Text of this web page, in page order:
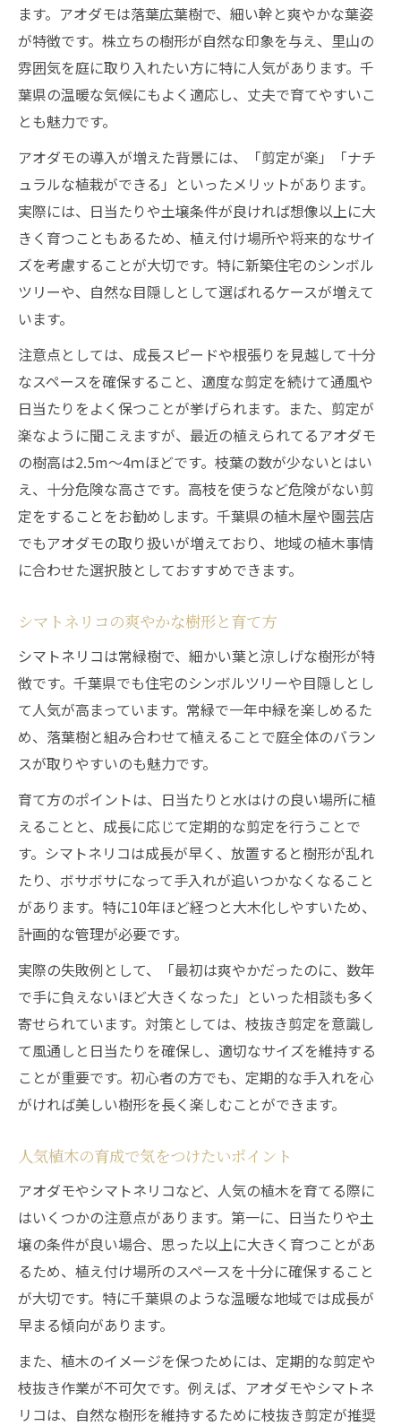
ます。アオダモは落葉広葉樹で、細い幹と爽やかな葉姿
が特徴です。株立ちの樹形が自然な印象を与え、里山の
雰囲気を庭に取り入れたい方に特に人気があります。千
葉県の温暖な気候にもよく適応し、丈夫で育てやすいこ
とも魅力です。
アオダモの導入が増えた背景には、「剪定が楽」「ナチ
ュラルな植栽ができる」といったメリットがあります。
実際には、日当たりや土壌条件が良ければ想像以上に大
きく育つこともあるため、植え付け場所や将来的なサイ
ズを考慮することが大切です。特に新築住宅のシンボル
ツリーや、自然な目隠しとして選ばれるケースが増えて
います。
注意点としては、成長スピードや根張りを見越して十分
なスペースを確保すること、適度な剪定を続けて通風や
日当たりをよく保つことが挙げられます。また、剪定が
楽なように聞こえますが、最近の植えられてるアオダモ
の樹高は2.5m～4ｍほどです。枝葉の数が少ないとはい
え、十分危険な高さです。高枝を使うなど危険がない剪
定をすることをお勧めします。千葉県の植木屋や園芸店
でもアオダモの取り扱いが増えており、地域の植木事情
に合わせた選択肢としておすすめできます。
シマトネリコの爽やかな樹形と育て方
シマトネリコは常緑樹で、細かい葉と涼しげな樹形が特
徴です。千葉県でも住宅のシンボルツリーや目隠しとし
て人気が高まっています。常緑で一年中緑を楽しめるた
め、落葉樹と組み合わせて植えることで庭全体のバラン
スが取りやすいのも魅力です。
育て方のポイントは、日当たりと水はけの良い場所に植
えることと、成長に応じて定期的な剪定を行うことで
す。シマトネリコは成長が早く、放置すると樹形が乱れ
たり、ボサボサになって手入れが追いつかなくなること
があります。特に10年ほど経つと大木化しやすいため、
計画的な管理が必要です。
実際の失敗例として、「最初は爽やかだったのに、数年
で手に負えないほど大きくなった」といった相談も多く
寄せられています。対策としては、枝抜き剪定を意識し
て風通しと日当たりを確保し、適切なサイズを維持する
ことが重要です。初心者の方でも、定期的な手入れを心
がければ美しい樹形を長く楽しむことができます。
人気植木の育成で気をつけたいポイント
アオダモやシマトネリコなど、人気の植木を育てる際に
はいくつかの注意点があります。第一に、日当たりや土
壌の条件が良い場合、思った以上に大きく育つことがあ
るため、植え付け場所のスペースを十分に確保すること
が大切です。特に千葉県のような温暖な地域では成長が
早まる傾向があります。
また、植木のイメージを保つためには、定期的な剪定や
枝抜き作業が不可欠です。例えば、アオダモやシマトネ
リコは、自然な樹形を維持するために枝抜き剪定が推奨